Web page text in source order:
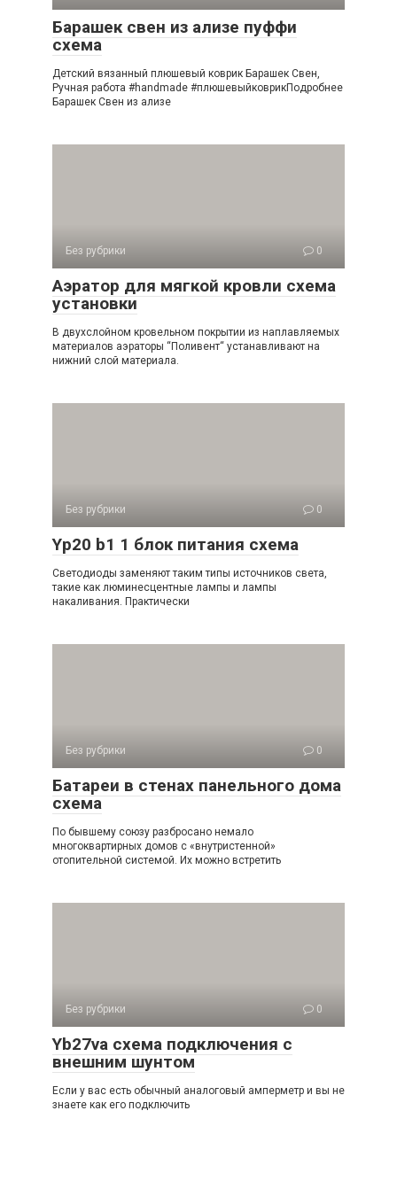
Барашек свен из ализе пуффи
схема
Детский вязанный плюшевый коврик Барашек Свен,
Ручная работа #handmade #плюшевыйковрикПодробнее
Барашек Свен из ализе
Без рубрики 0
Аэратор для мягкой кровли схема
установки
В двухслойном кровельном покрытии из наплавляемых
материалов аэраторы “Поливент“ устанавливают на
нижний слой материала.
Без рубрики 0
Yp20 b1 1 блок питания схема
Светодиоды заменяют таким типы источников света,
такие как люминесцентные лампы и лампы
накаливания. Практически
Без рубрики 0
Батареи в стенах панельного дома
схема
По бывшему союзу разбросано немало
многоквартирных домов с «внутристенной»
отопительной системой. Их можно встретить
Без рубрики 0
Yb27va схема подключения с
внешним шунтом
Если у вас есть обычный аналоговый амперметр и вы не
знаете как его подключить